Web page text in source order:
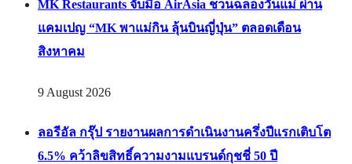
MK Restaurants จับมือ AirAsia ชวนฉลองวันแม่ ผ่าน
แคมเปญ “MK พาแม่กิน ลุ้นบินญี่ปุ่น” ตลอดเดือน
สิงหาคม
9 August 2026
ลอรีอัล กรุ๊ป รายงานผลการดำเนินงานครึ่งปีแรกเติบโต
6.5% คว้าลิขสิทธิ์ความงามแบรนด์กุชชี่ 50 ปี